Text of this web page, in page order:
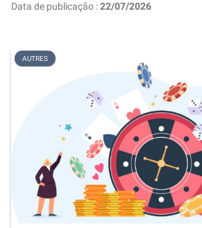
Data de publicação :22/07/2026
AUTRES